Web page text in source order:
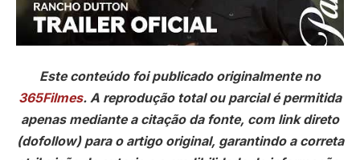
Este conteúdo foi publicado originalmente no
365Filmes. A reprodução total ou parcial é permitida
apenas mediante a citação da fonte, com link direto
(dofollow) para o artigo original, garantindo a correta